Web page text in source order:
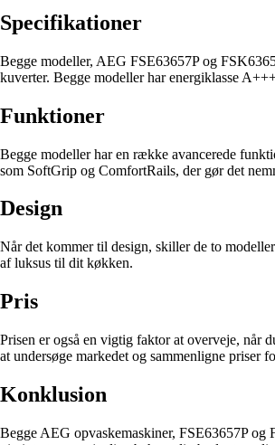
Specifikationer
Begge modeller, AEG FSE63657P og
kuverter. Begge modeller har energiklasse
Funktioner
Begge modeller har en række avancerede
som SoftGrip og ComfortRails, der gør det
Design
Når det kommer til design, skiller de to
af luksus til dit køkken.
Pris
Prisen er også en vigtig faktor at overveje, når
at undersøge markedet og sammenligne priser
Konklusion
Begge AEG opvaskemaskiner, FSE63657P